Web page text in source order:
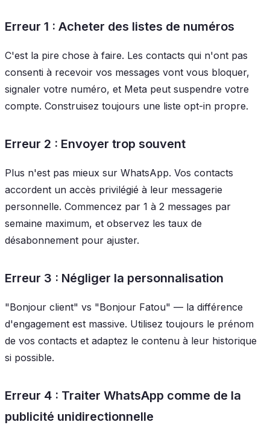
Erreur 1 : Acheter des listes de numéros
C'est la pire chose à faire. Les contacts qui n'ont pas
consenti à recevoir vos messages vont vous bloquer,
signaler votre numéro, et Meta peut suspendre votre
compte. Construisez toujours une liste opt-in propre.
Erreur 2 : Envoyer trop souvent
Plus n'est pas mieux sur WhatsApp. Vos contacts
accordent un accès privilégié à leur messagerie
personnelle. Commencez par 1 à 2 messages par
semaine maximum, et observez les taux de
désabonnement pour ajuster.
Erreur 3 : Négliger la personnalisation
"Bonjour client" vs "Bonjour Fatou" — la différence
d'engagement est massive. Utilisez toujours le prénom
de vos contacts et adaptez le contenu à leur historique
si possible.
Erreur 4 : Traiter WhatsApp comme de la
publicité unidirectionnelle